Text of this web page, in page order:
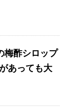
梅酢シロップ
あっても大